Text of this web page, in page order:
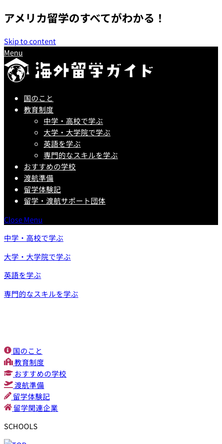
アメリカ留学のすべてがわかる！
アメリカ留学ガイド - 無料でオー
Skip to content
Menu
国のこと
教育制度
中学・高校で学ぶ
大学・大学院で学ぶ
英語を学ぶ
専門的なスキルを学ぶ
おすすめの学校
渡航準備
留学体験記
留学・渡航サポート団体
Close Menu
中学・高校で学ぶ
大学・大学院で学ぶ
英語を学ぶ
専門的なスキルを学ぶ
国のこと
教育制度
おすすめの学校
渡航準備
留学体験記
留学関連企業
SCHOOLS